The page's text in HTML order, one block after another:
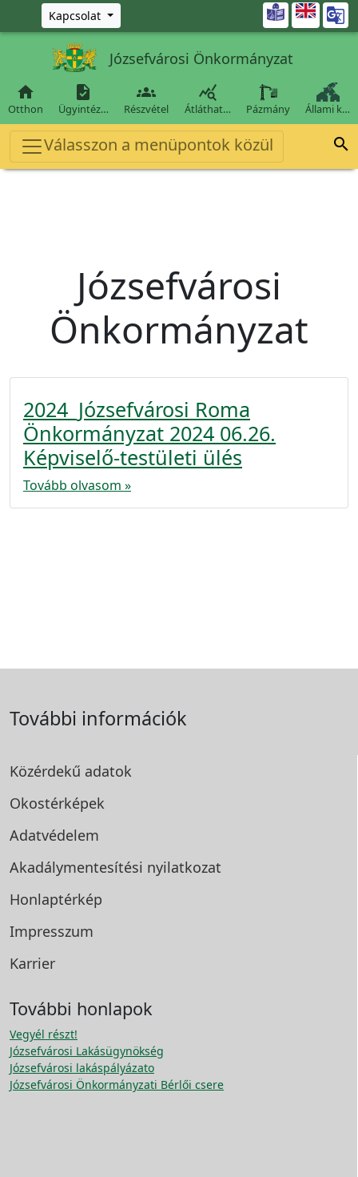
Ugrás a fő tartalomra
Kapcsolat 
Józsefvárosi Önkormányzat

Otthon

Ügyintéz…

Részvétel

Átláthat… Pázmány Állami k…
Válasszon a menüpontok közül 
Józsefvárosi
Önkormányzat
2024_Józsefvárosi Roma
Önkormányzat 2024 06.26.
Képviselő-testületi ülés
Tovább olvasom »
További információk
Közérdekű adatok
Okostérképek
Adatvédelem
Akadálymentesítési nyilatkozat
Honlaptérkép
Impresszum
Karrier
További honlapok
Vegyél részt!
Józsefvárosi Lakásügynökség
Józsefvárosi lakáspályázato
Józsefvárosi Önkormányzati Bérlői csere